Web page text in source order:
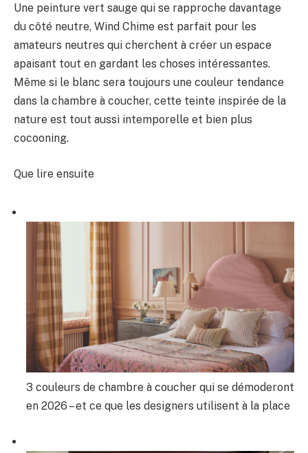
Une peinture vert sauge qui se rapproche davantage
du côté neutre, Wind Chime est parfait pour les
amateurs neutres qui cherchent à créer un espace
apaisant tout en gardant les choses intéressantes.
Même si le blanc sera toujours une couleur tendance
dans la chambre à coucher, cette teinte inspirée de la
nature est tout aussi intemporelle et bien plus
cocooning.
Que lire ensuite
3 couleurs de chambre à coucher qui se démoderont
en 2026 – et ce que les designers utilisent à la place